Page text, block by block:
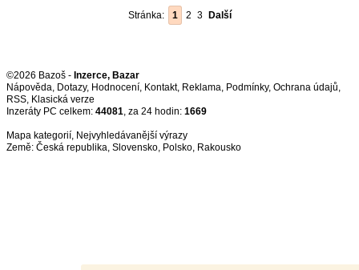
Stránka: 1 2 3 Další
©2026 Bazoš - Inzerce, Bazar
Nápověda, Dotazy, Hodnocení, Kontakt, Reklama, Podmínky, Ochrana údajů,
RSS,
Inzeráty PC celkem: 44081, za 24 hodin: 1669
Mapa kategorií, Nejvyhledávanější výrazy
Země: Česká republika, Slovensko, Polsko, Rakousko